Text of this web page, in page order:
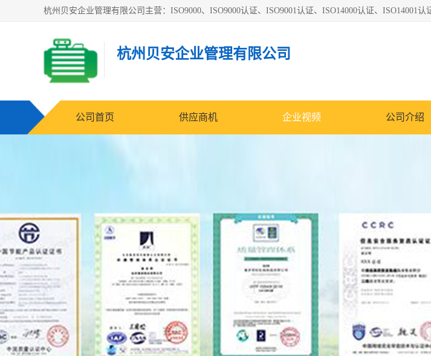
杭州贝安企业管理有限公司主营：ISO9000、ISO9000认证、ISO9001认证、ISO14000认证、ISO14001认
杭州贝安企业管理有限公司
公司首页 供应商机 企业视频 公司介绍